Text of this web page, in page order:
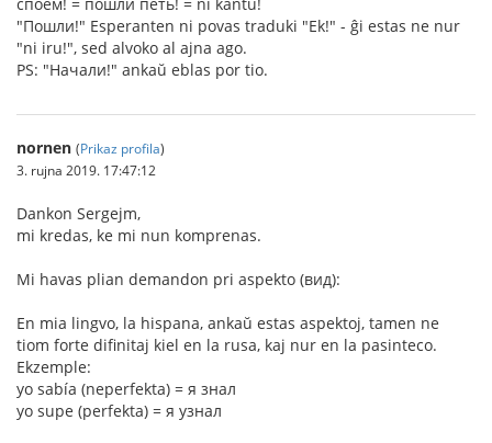
"Пошли!" Esperanten ni povas traduki "Ek!" - ĝi estas ne nur
"ni iru!", sed alvoko al ajna ago.
PS: "Начали!" ankaŭ eblas por tio.
nornen (Prikaz profila)
3. rujna 2019. 17:47:12
Dankon Sergejm,
mi kredas, ke mi nun komprenas.
Mi havas plian demandon pri aspekto (вид):
En mia lingvo, la hispana, ankaŭ estas aspektoj, tamen ne
tiom forte difinitaj kiel en la rusa, kaj nur en la pasinteco.
Ekzemple:
yo sabía (neperfekta) = я знал
yo supe (perfekta) = я узнал